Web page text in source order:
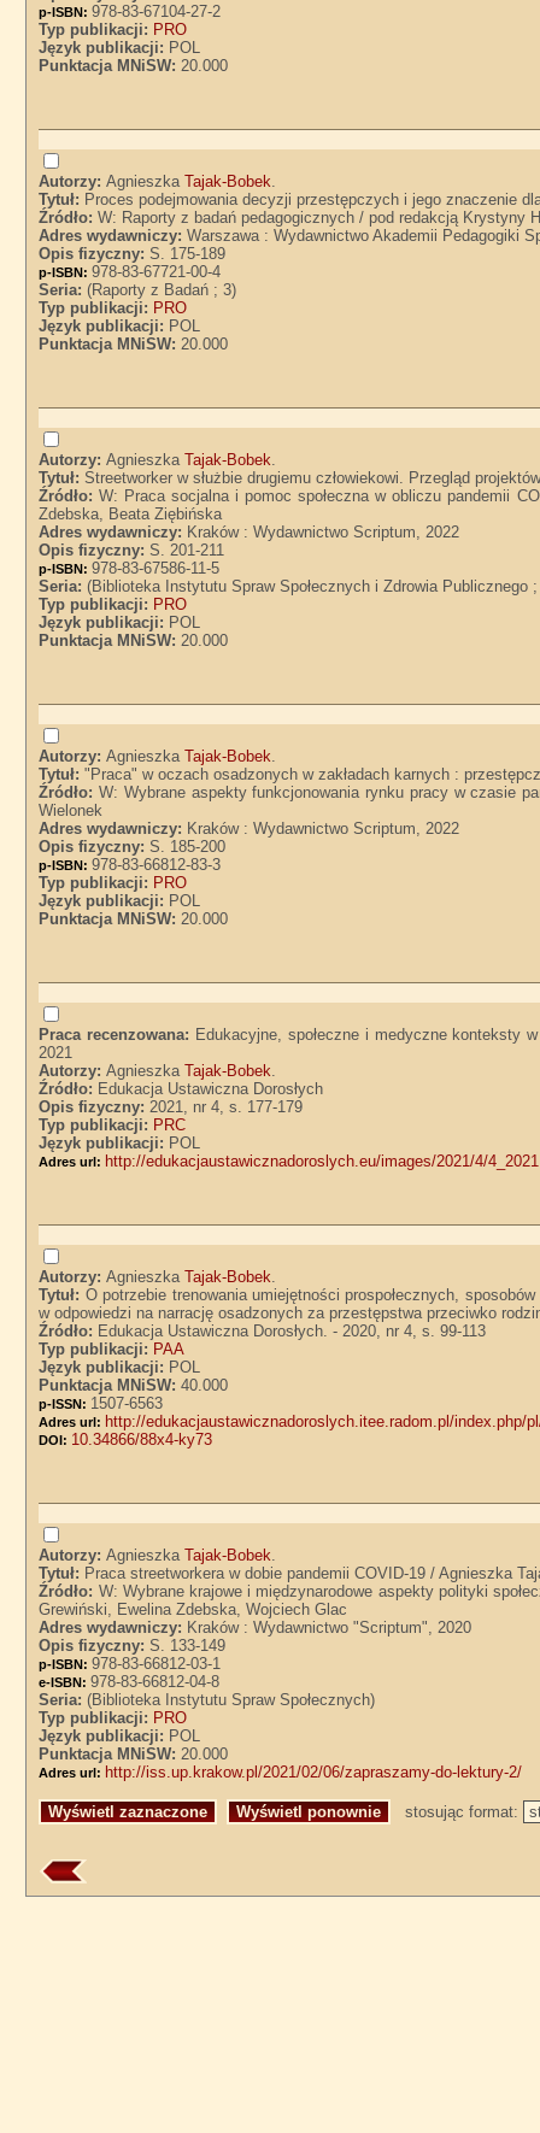
p-ISBN:978-83-67104-27-2
Typ publikacji: PRO
Język publikacji: POL
Punktacja MNiSW:20.000
Autorzy:AgnieszkaTajak-Bobek.
Tytuł: Proces podejmowania decyzji przestępczych i jego znaczenie
Źródło:W: Raporty z badań pedagogicznych / pod redakcją Krystyny
Adres wydawniczy:Warszawa : Wydawnictwo Akademii Pedagogiki
Opis fizyczny:S. 175-189
p-ISBN:978-83-67721-00-4
Seria:(Raporty z Badań ; 3)
Typ publikacji: PRO
Język publikacji: POL
Punktacja MNiSW:20.000
Autorzy:AgnieszkaTajak-Bobek.
Tytuł:Streetworker w służbie drugiemu człowiekowi. Przegląd
Źródło:W: Praca socjalna i pomoc społeczna w obliczu pandemii
Zdebska, Beata Ziębińska
Adres wydawniczy: Kraków : Wydawnictwo Scriptum, 2022
Opis fizyczny:S. 201-211
p-ISBN:978-83-67586-11-5
Seria:(Biblioteka Instytutu Spraw Społecznych i Zdrowia Publicznego
Typ publikacji: PRO
Język publikacji: POL
Punktacja MNiSW:20.000
Autorzy:AgnieszkaTajak-Bobek.
Tytuł:"Praca" w oczach osadzonych w zakładach karnych :
Źródło:W: Wybrane aspekty funkcjonowania rynku pracy w czasie
Wielonek
Adres wydawniczy: Kraków : Wydawnictwo Scriptum, 2022
Opis fizyczny:S. 185-200
p-ISBN:978-83-66812-83-3
Typ publikacji: PRO
Język publikacji: POL
Punktacja MNiSW:20.000
Praca recenzowana: Edukacyjne, społeczne i medyczne konteksty
2021
Autorzy:AgnieszkaTajak-Bobek.
Źródło: Edukacja Ustawiczna Dorosłych
Opis fizyczny:2021, nr 4, s. 177-179
Typ publikacji: PRC
Język publikacji: POL
Adres url: http://edukacjaustawicznadoroslych.eu/images/2021/4/
Autorzy:AgnieszkaTajak-Bobek.
Tytuł: O potrzebie trenowania umiejętności prospołecznych,
w odpowiedzi na narrację osadzonych za przestępstwa przeciwko
Źródło: Edukacja Ustawiczna Dorosłych. - 2020, nr 4, s. 99-113
Typ publikacji: PAA
Język publikacji: POL
Punktacja MNiSW:40.000
p-ISSN: 1507-6563
Adres url: http://edukacjaustawicznadoroslych.itee.radom.pl/index.php/
DOI: 10.34866/88x4-ky73
Autorzy:AgnieszkaTajak-Bobek.
Tytuł: Praca streetworkera w dobie pandemii COVID-19 / Agnieszka
Źródło: W: Wybrane krajowe i międzynarodowe aspekty polityki
Grewiński, Ewelina Zdebska, Wojciech Glac
Adres wydawniczy: Kraków : Wydawnictwo "Scriptum", 2020
Opis fizyczny:S. 133-149
p-ISBN:978-83-66812-03-1
e-ISBN:978-83-66812-04-8
Seria:(Biblioteka Instytutu Spraw Społecznych)
Typ publikacji: PRO
Język publikacji: POL
Punktacja MNiSW:20.000
Adres url: http://iss.up.krakow.pl/2021/02/06/zapraszamy-do-lektury-2/
stosując format: